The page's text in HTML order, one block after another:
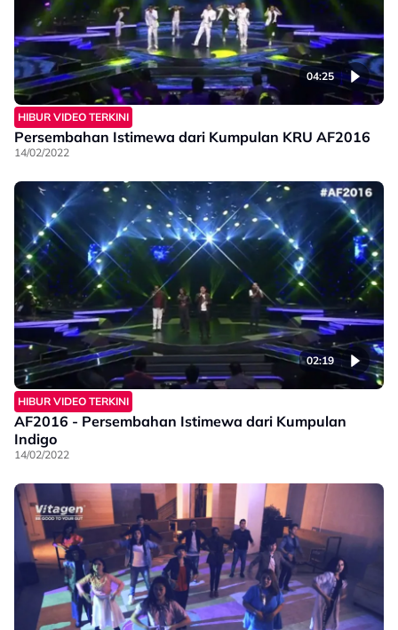
04:25
HIBUR VIDEO TERKINI
Persembahan Istimewa dari Kumpulan KRU AF2016
14/02/2022
02:19
HIBUR VIDEO TERKINI
AF2016 - Persembahan Istimewa dari Kumpulan
Indigo
14/02/2022